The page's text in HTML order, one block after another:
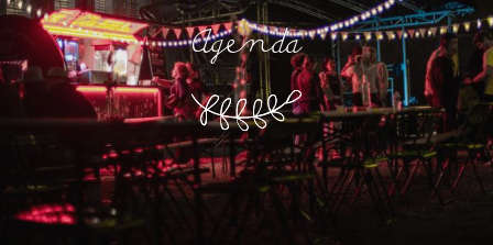
Agenda